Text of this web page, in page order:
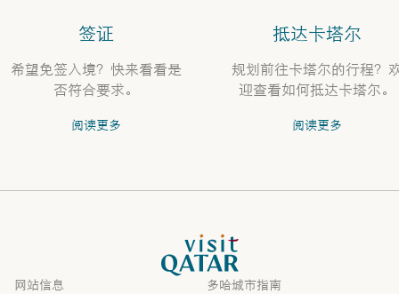
签证
希望免签入境？快来看看是
否符合要求。
阅读更多
抵达卡塔尔
规划前往卡塔尔的行程？
迎查看如何抵达卡塔尔。
阅读更多
VisitQatar 首页
多哈城市指南
网站信息